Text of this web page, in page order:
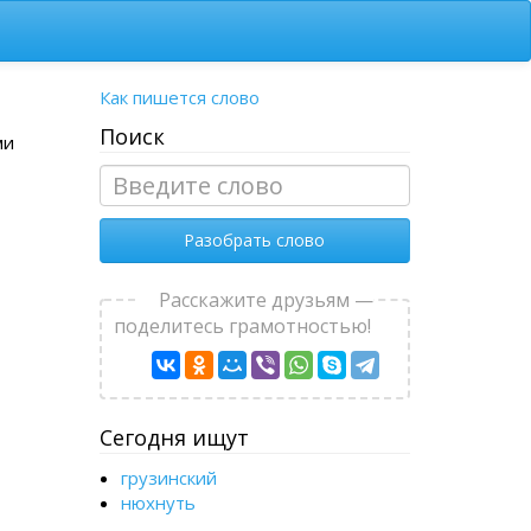
Как пишется слово
Поиск
Разобрать слово
Расскажите друзьям —
поделитесь грамотностью!
Сегодня ищут
грузинский
нюхнуть